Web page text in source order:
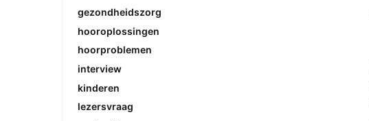
gezondheidszorg
hooroplossingen
hoorproblemen
interview
kinderen
lezersvraag